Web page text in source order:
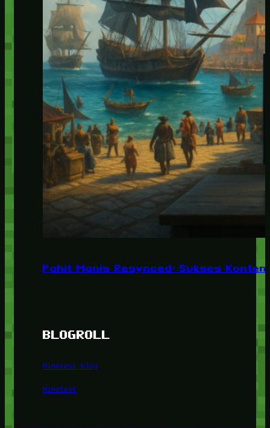
Pahit Manis Resynced: Sukses
BLOGROLL
Minetest Blog
Minetest